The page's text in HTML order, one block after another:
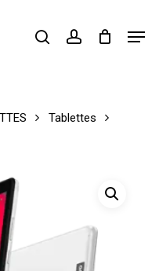
searchaccount
Tablettes